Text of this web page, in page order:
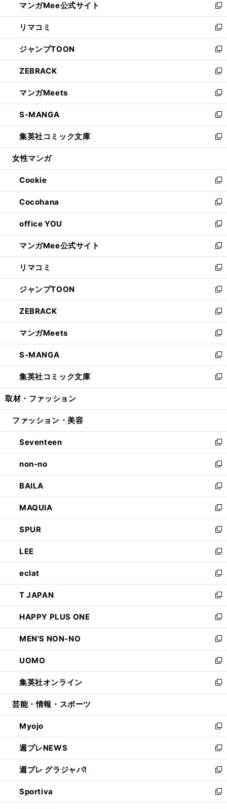
く
ド
ウ
で
開
く
ィ
ン
ド
ウ
で
開
く
い
ウ
ィ
ン
ド
ウ
で
開
く
マンガMee公式サイト
新
し
い
ウ
ィ
ン
ド
ウ
で
開
く
リマコミ
新
し
い
ウ
ィ
ン
ド
ウ
で
開
く
ジャンプTOON
新
し
い
ウ
ィ
ン
ド
ウ
で
開
ZEBRACK
新
し
い
ウ
ィ
ン
ド
ウ
開
く
マンガMeets
新
し
い
ウ
ィ
ン
ウ
で
開
く
S-MANGA
新
し
い
ウ
ン
ド
ウ
で
開
く
集英社コミック文庫
新
し
ウ
ィ
ン
ド
ウ
で
開
く
女性マンガ
Cookie
新
し
い
ウ
ィ
ン
ド
ウ
で
開
く
Cocohana
新
し
い
ウ
ィ
ン
ド
ウ
で
開
く
office YOU
新
し
い
ウ
ィ
ン
ド
ウ
で
開
く
マンガMee公式サイト
新
し
い
ウ
ィ
ン
ド
ウ
で
開
く
リマコミ
新
し
い
ウ
ィ
ン
ド
ウ
で
開
く
ジャンプTOON
新
し
い
ウ
ィ
ン
ド
ウ
で
開
ZEBRACK
新
し
い
ウ
ィ
ン
ド
ウ
開
マンガMeets
新
し
い
ウ
ィ
ン
ウ
開
く
S-MANGA
新
し
い
ウ
ン
ウ
で
開
く
集英社コミック文庫
新
し
ウ
ン
ド
ウ
で
開
く
取材・ファッション
ファッション・美容
Seventeen
新
し
い
ウ
ィ
ン
ド
ウ
で
開
く
non-no
新
し
い
ウ
ィ
ン
ド
ウ
で
開
く
BAILA
新
し
い
ウ
ィ
ン
ド
ウ
で
開
く
MAQUIA
新
し
い
ウ
ィ
ン
ド
ウ
で
開
く
SPUR
新
し
い
ウ
ィ
ン
ド
ウ
で
開
く
LEE
新
し
い
ウ
ィ
ン
ド
ウ
で
開
く
eclat
新
し
い
ウ
ィ
ン
ド
ウ
で
開
く
T JAPAN
新
し
い
ウ
ィ
ン
ド
ウ
で
開
HAPPY PLUS ONE
新
し
い
ウ
ィ
ン
ド
ウ
開
く
MEN'S NON-NO
新
し
い
ウ
ィ
ン
ウ
で
開
く
UOMO
新
し
い
ウ
ン
ド
ウ
で
開
く
集英社オンライン
新
し
ウ
ィ
ン
ド
ウ
で
開
く
芸能・情報・スポーツ
Myojo
新
し
い
ウ
ィ
ン
ド
ウ
週プレNEWS
新
し
い
ウ
ィ
ン
週プレ グラジャパ!
新
し
い
ウ
Sportiva
新
し